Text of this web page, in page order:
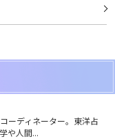
ーディネーター。東洋占
や人間...